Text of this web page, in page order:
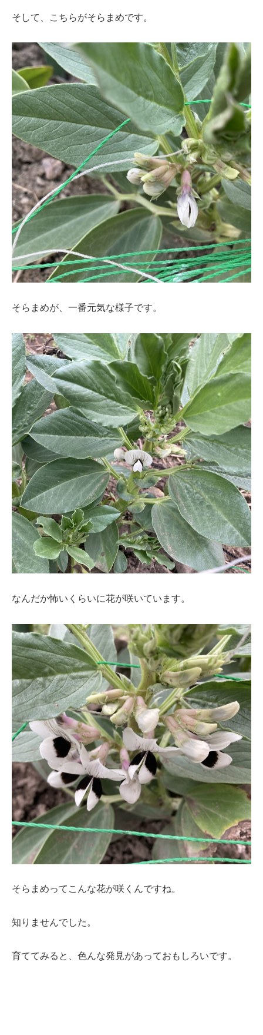
そして、こちらがそらまめです。
そらまめが、一番元気な様子です。
なんだか怖いくらいに花が咲いています。
そらまめってこんな花が咲くんですね。
知りませんでした。
育ててみると、色んな発見があっておもしろいです。